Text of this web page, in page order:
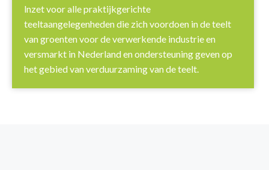
lnzet voor alle praktijkgerichte
teeltaangelegenheden die zich voordoen in de teelt
van groenten voor de verwerkende industrie en
versmarkt in Nederland en ondersteuning geven op
het gebied van verduurzaming van de teelt.